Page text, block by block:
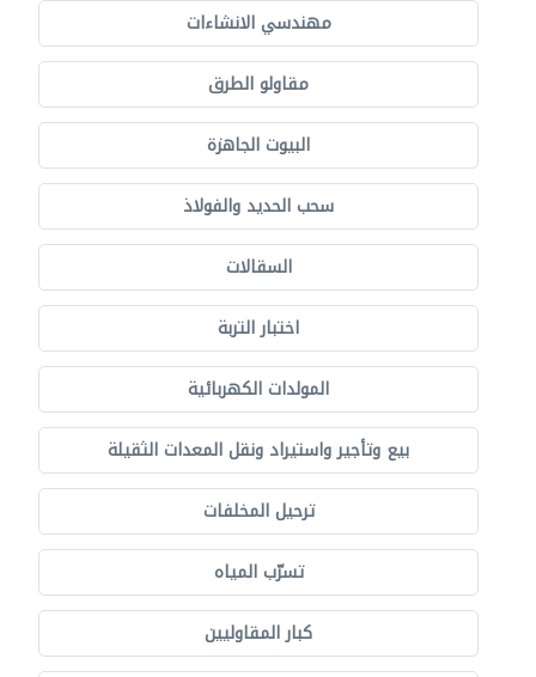
مهندسي الانشاءات
مقاولو الطرق
البيوت الجاهزة
سحب الحديد والفولاذ
السقالات
اختبار التربة
المولدات الكهربائية
بيع وتأجير واستيراد ونقل المعدات الثقيلة
ترحيل المخلفات
تسرّب المياه
كبار المقاوليين